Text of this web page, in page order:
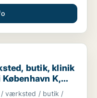
klinik eller restaurant til
butik, klinik
K,
m.fl.
/ værksted / butik /